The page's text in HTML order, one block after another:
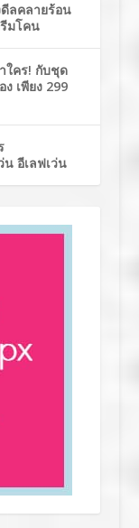
ลคลายร้อน
มโคน
ใคร! กับชุด
ง เพียง 299
น อีเลฟเว่น